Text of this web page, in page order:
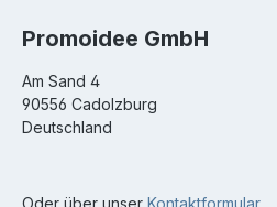
Promoidee GmbH
Am Sand 4
90556 Cadolzburg
Deutschland
Oder über unser Kontaktformular.